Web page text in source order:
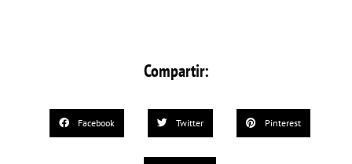
Compartir:
Facebook Twitter Pinterest